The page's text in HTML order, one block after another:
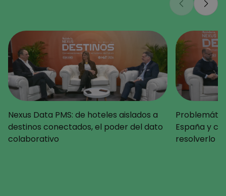
Nexus Data PMS: de hoteles aislados a
destinos conectados, el poder del dato
colaborativo
España y
resolverlo